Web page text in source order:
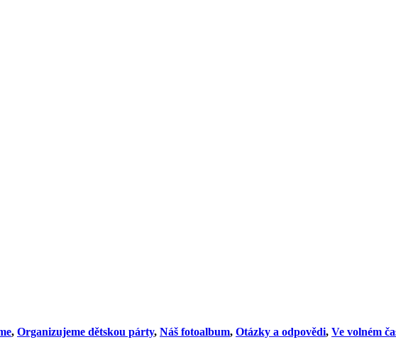
, Organizujeme dětskou párty, Náš fotoalbum, Otázky a odpovědi, Ve volném